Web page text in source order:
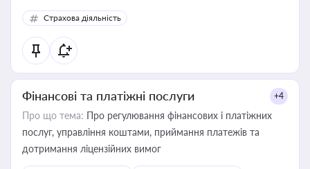
Страхова діяльність
Фінансові та платіжні послуги +4
Про що тема: Про регулювання фінансових і платіжних
послуг, управління коштами, приймання платежів та
дотримання ліцензійних вимог